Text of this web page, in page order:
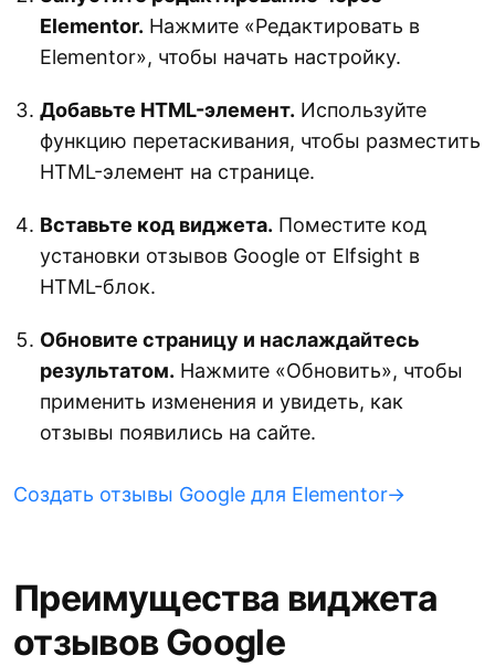
Elementor. Нажмите «Редактировать в
Elementor», чтобы начать настройку.
Добавьте HTML-элемент. Используйте
функцию перетаскивания, чтобы разместить
HTML-элемент на странице.
Вставьте код виджета. Поместите код
установки отзывов Google от Elfsight в
HTML-блок.
Обновите страницу и наслаждайтесь
результатом. Нажмите «Обновить», чтобы
применить изменения и увидеть, как
отзывы появились на сайте.
Создать отзывы Google для Elementor→
Преимущества виджета
отзывов Google